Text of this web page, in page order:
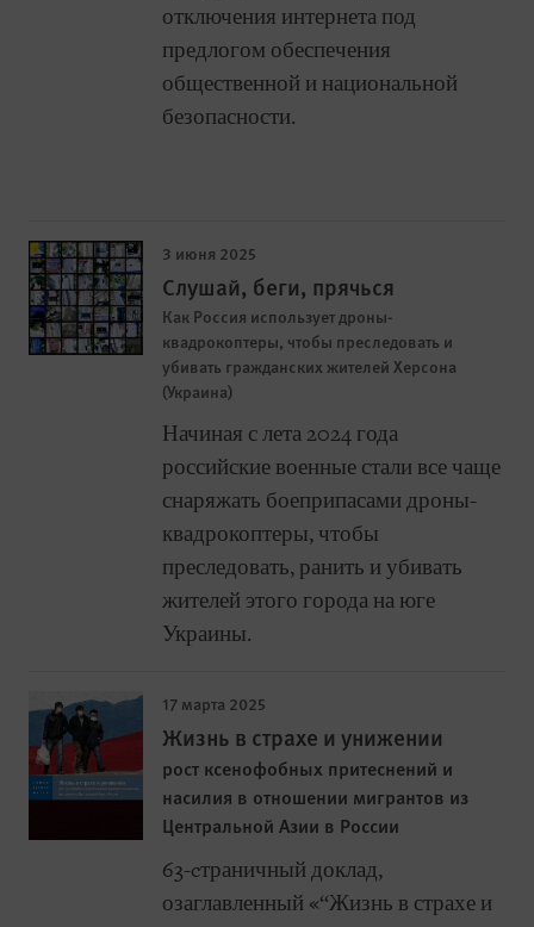
отключения интернета под
предлогом обеспечения
общественной и национальной
безопасности.
3 июня 2025
Слушай, беги, прячься
Как Россия использует дроны-
квадрокоптеры, чтобы преследовать и
убивать гражданских жителей Херсона
(Украина)
Начиная с лета 2024 года
российские военные стали все чаще
снаряжать боеприпасами дроны-
квадрокоптеры, чтобы
преследовать, ранить и убивать
жителей этого города на юге
Украины.
17 марта 2025
Жизнь в страхе и унижении
рост ксенофобных притеснений и
насилия в отношении мигрантов из
Центральной Азии в России
63-cтраничный доклад,
озаглавленный «“Жизнь в страхе и